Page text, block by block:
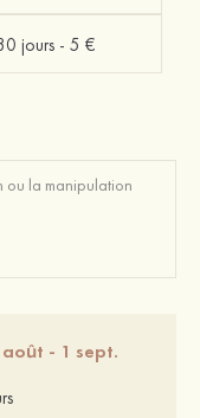
jours - 5 €
août - 1 sept.